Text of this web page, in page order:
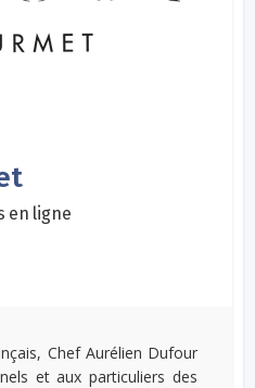
en ligne
Chef Aurélien Dufour
et aux particuliers des